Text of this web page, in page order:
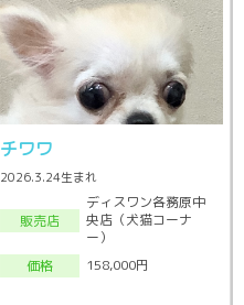
チワワ
2026.3.24生まれ
販売店
ディスワン各務原中
央店（犬猫コーナ
ー）
価格
158,000円